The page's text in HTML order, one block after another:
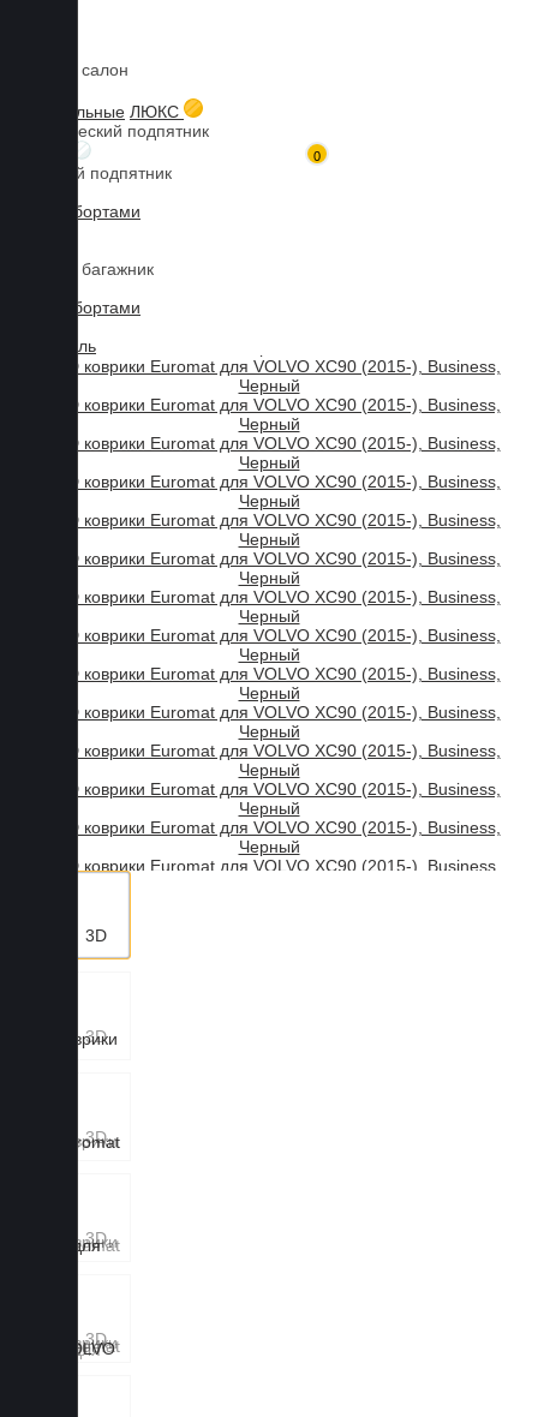
0
Коврики в салон
3D текстильные ЛЮКС
Металлический подпятник
Резиновый подпятник
3D Eva с бортами
Коврики в багажник
3D Eva с бортами
3D Текстиль
Главная Каталог товаров